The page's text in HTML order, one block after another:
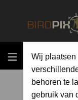
MENU
Wij plaatsen
behoren te
gebruik van